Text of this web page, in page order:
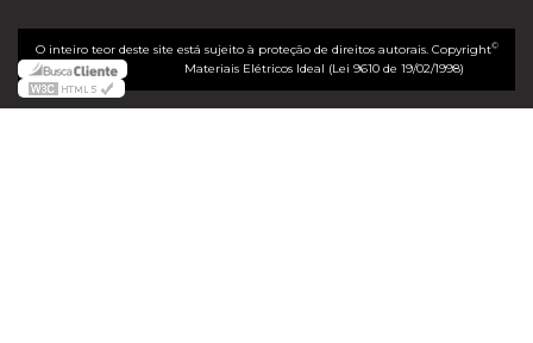
O inteiro teor deste site está sujeito à proteção de direitos autorais. Copyright©
Materiais Elétricos Ideal (Lei 9610 de 19/02/1998)